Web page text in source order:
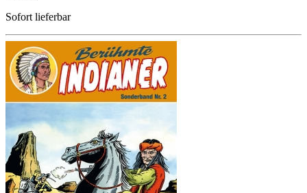
Sofort lieferbar